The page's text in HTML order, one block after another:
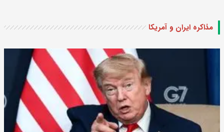
مذاکره ایران و آمریکا